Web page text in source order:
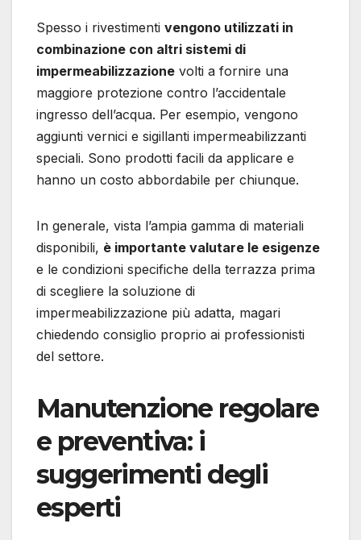
Spesso i rivestimenti vengono utilizzati in
combinazione con altri sistemi di
impermeabilizzazione volti a fornire una
maggiore protezione contro l’accidentale
ingresso dell’acqua. Per esempio, vengono
aggiunti vernici e sigillanti impermeabilizzanti
speciali. Sono prodotti facili da applicare e
hanno un costo abbordabile per chiunque.
In generale, vista l’ampia gamma di materiali
disponibili, è importante valutare le esigenze
e le condizioni specifiche della terrazza prima
di scegliere la soluzione di
impermeabilizzazione più adatta, magari
chiedendo consiglio proprio ai professionisti
del settore.
Manutenzione regolare
e preventiva: i
suggerimenti degli
esperti